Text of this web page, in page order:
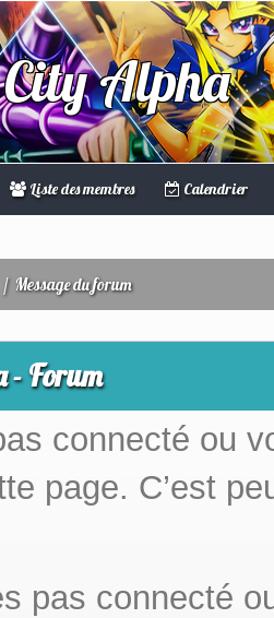
Alpha
Liste des membres Calendrier
/ Message du forum
- Forum
connecté ou
page. C’est
pas connecté